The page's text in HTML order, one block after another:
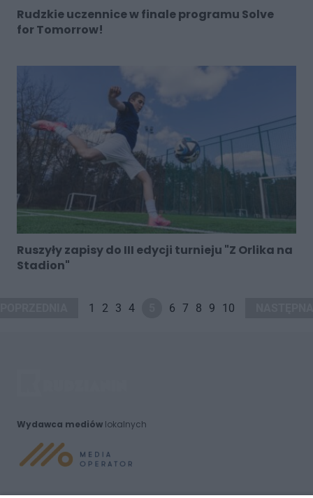
Rudzkie uczennice w finale programu Solve
for Tomorrow!
Ruszyły zapisy do III edycji turnieju "Z Orlika na
Stadion"
1 2 3 4 6 7 8 9 10
Wydawca mediówlokalnych